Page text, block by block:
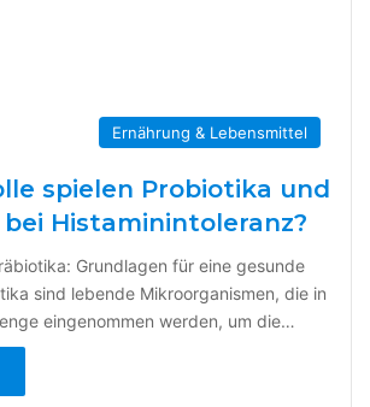
Ernährung & Lebensmittel
spielen Probiotika und
Histaminintoleranz?
Grundlagen für eine gesunde
sind lebende Mikroorganismen, die in
eingenommen werden, um die…